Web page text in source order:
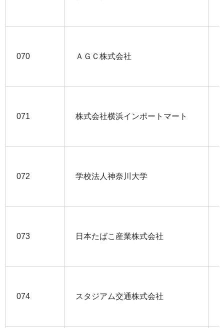
070 ＡＧＣ株式会社
071 株式会社横浜インポートマート
072 学校法人神奈川大学
073 日本たばこ産業株式会社
074 スタジアム交通株式会社